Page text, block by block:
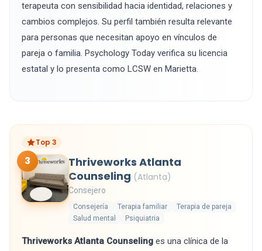
terapeuta con sensibilidad hacia identidad, relaciones y
cambios complejos. Su perfil también resulta relevante
para personas que necesitan apoyo en vínculos de
pareja o familia. Psychology Today verifica su licencia
estatal y lo presenta como LCSW en Marietta.
Top 3
3
Thriveworks Atlanta
Counseling (Atlanta)
Consejero
Consejería Terapia familiar
Terapia de pareja
Salud mental
Psiquiatria
Thriveworks Atlanta Counseling es una clínica de la